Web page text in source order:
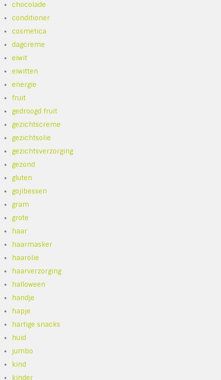
chocolade
conditioner
cosmetica
dagcreme
eiwit
eiwitten
energie
fruit
gedroogd fruit
gezichtscreme
gezichtsolie
gezichtsverzorging
gezond
gluten
gojibessen
gram
grote
haar
haarmasker
haarolie
haarverzorging
halloween
handje
hapje
hartige snacks
huid
jumbo
kind
kinder